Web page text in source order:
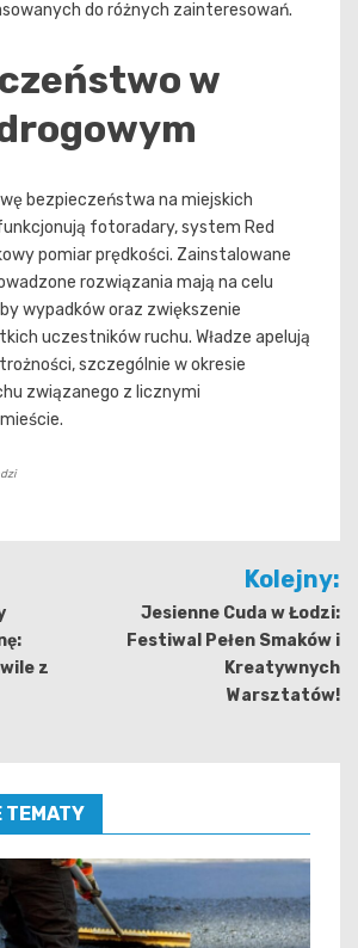
do różnych zainteresowań.
w
bezpieczeństwa na miejskich
fotoradary, system Red
pomiar prędkości. Zainstalowane
rozwiązania mają na celu
wypadków oraz zwiększenie
uczestników ruchu. Władze apelują
szczególnie w okresie
związanego z licznymi
z
Kolejny:
Jesienne Cuda w Łodzi:
Festiwal Pełen Smaków i
Kreatywnych
Warsztatów!
TEMATY